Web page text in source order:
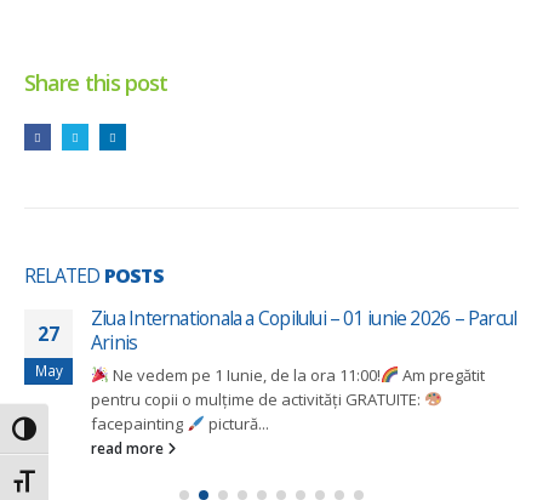
Toggle High Contrast
Toggle Font size
Share this post
RELATED POSTS
27
May
Ziua Internationala a Copilului – 01 iunie 2026 – Parcul
Arinis
Ne vedem pe 1 Iunie, de la ora 11:00!
Am pregătit
pentru copii o mulțime de activități GRATUITE:
facepainting
pictură...
read more